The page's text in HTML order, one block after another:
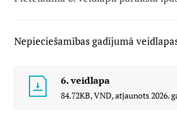
Nepieciešamības gadījumā
6. veidlapa
84.72KB,VND,atjaunots2026.